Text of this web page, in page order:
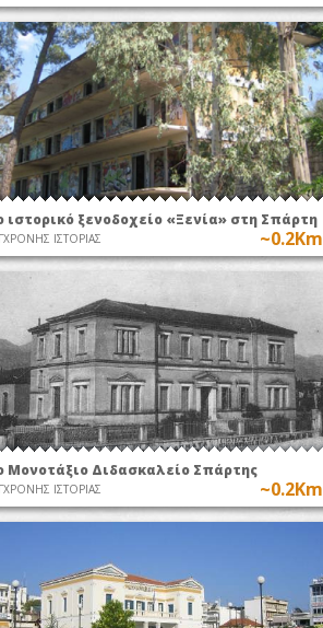
ιστορικό ξενοδοχείο «Ξενία» στη Σπάρτη
ΙΣΤΟΡΙΑΣ ~0.2Km
Μονοτάξιο Διδασκαλείο Σπάρτης
ΙΣΤΟΡΙΑΣ ~0.2Km